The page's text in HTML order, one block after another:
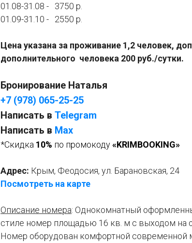
01.08-31.08 - 3750 р.
01.09-31.10 - 2550 р.
Цена указана за проживание 1,2 человек,
дополнительного человека 200 руб./сутки.
Бронирование Наталья
+7 (978) 065-25-25
Написать в Telegram
Написать в Мах
*Скидка 10% по промокоду«KRIMBOOKING»
Адрес: Крым, Феодосия, ул. Барановская, 24
Посмотреть на карте
Описание номера: Однокомнатный
стиле номер площадью 16 кв. м с выходом на
Номер оборудован комфортной современной